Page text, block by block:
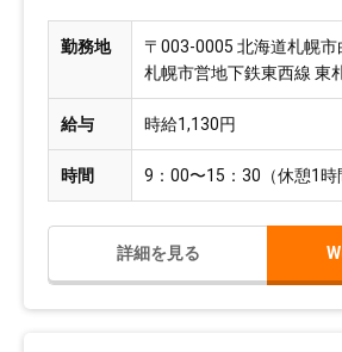
勤務地
札幌市営地下鉄東西線 東
給与 時給1,130円
時間
詳細を見る